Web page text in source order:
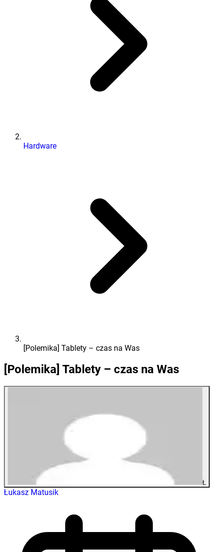
Hardware
[Polemika] Tablety – czas na Was
[Polemika] Tablety – czas na Was
Ł
Łukasz Matusik